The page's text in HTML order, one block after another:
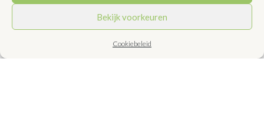
Bekijk voorkeuren
Cookiebeleid
gewone ijsblokjes als ze smelten wel doen en dat
is jammer. Stukjes ander fruit kun je ook invriezen
voor het invriezen, spiesjes van te maken en die in